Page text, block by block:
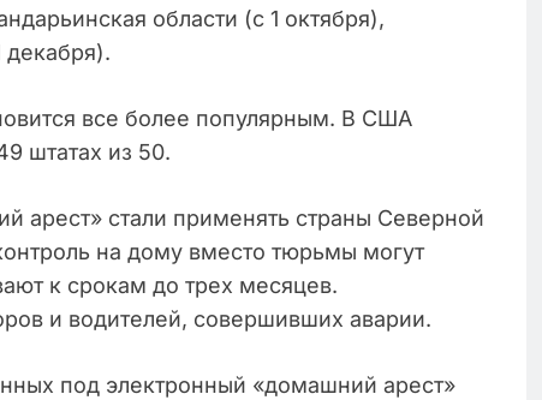
области (с 1 октября),
декабря).
все более популярным. В США
штатах из 50.
арест» стали применять страны Северной
на дому вместо тюрьмы могут
к срокам до трех месяцев.
и водителей, совершивших аварии.
под электронный «домашний арест»